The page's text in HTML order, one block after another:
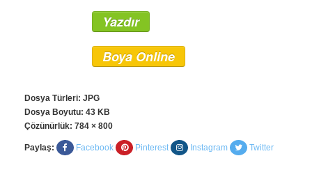
Yazdır
Boya Online
Dosya Türleri: JPG
Dosya Boyutu: 43 KB
Çözünürlük: 784 × 800
Paylaş: Facebook Pinterest Instagram Twitter